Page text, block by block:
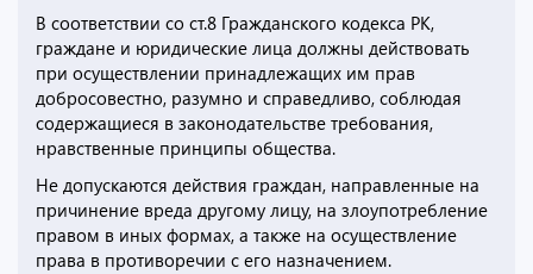
В соответствии со ст.8 Гражданского кодекса РК,
граждане и юридические лица должны действовать
при осуществлении принадлежащих им прав
добросовестно, разумно и справедливо, соблюдая
содержащиеся в законодательстве требования,
нравственные принципы общества.
Не допускаются действия граждан, направленные на
причинение вреда другому лицу, на злоупотребление
правом в иных формах, а также на осуществление
права в противоречии с его назначением.